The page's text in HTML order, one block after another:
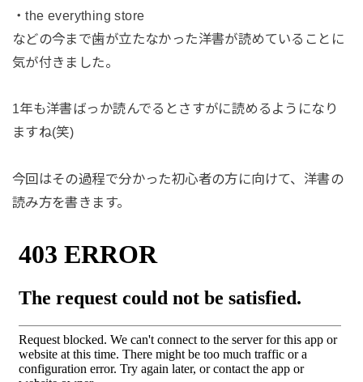
・the everything store
などの今まで歯が立たなかった洋書が読めていることに
気が付きました。
1年も洋書ばっか読んでるとさすがに読めるようになり
ますね(笑)
今回はその過程で分かった初心者の方に向けて、洋書の
読み方を書きます。